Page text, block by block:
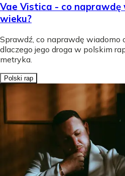
Vae Vistica - co naprawdę
wieku?
Sprawdź, co naprawdę wiadomo
dlaczego jego droga w polskim
metryka.
Polski rap